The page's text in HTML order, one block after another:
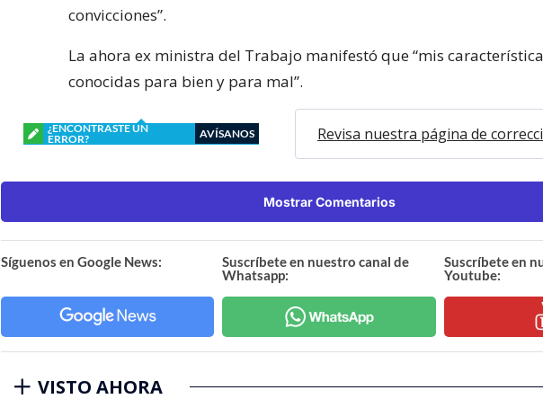
convicciones”.
La ahora ex ministra del Trabajo manifestó que “mis
conocidas para bien y para mal”.
¿ENCONTRASTE UN
ERROR?
AVÍSANOS Revisa nuestra página de
Mostrar Comentarios
Síguenos en Google News:
Suscríbete en nuestro canal de
Whatsapp:
Suscríbete en
Youtube:
VISTO AHORA